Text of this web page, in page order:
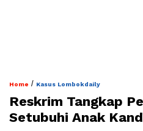
Home / Kasus Lombokdaily
Reskrim Tangkap
Setubuhi Anak